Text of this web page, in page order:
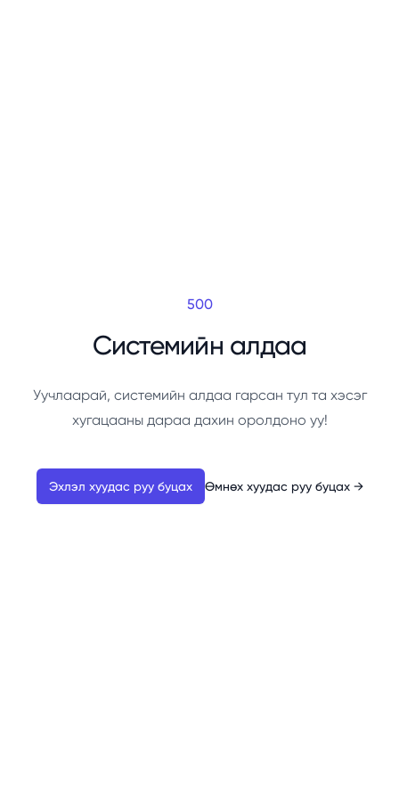
500
Системийн алдаа
Уучлаарай, системийн алдаа гарсан тул та хэсэг
хугацааны дараа дахин оролдоно уу!
Эхлэл хуудас руу буцах Өмнөх хуудас руу буцах →